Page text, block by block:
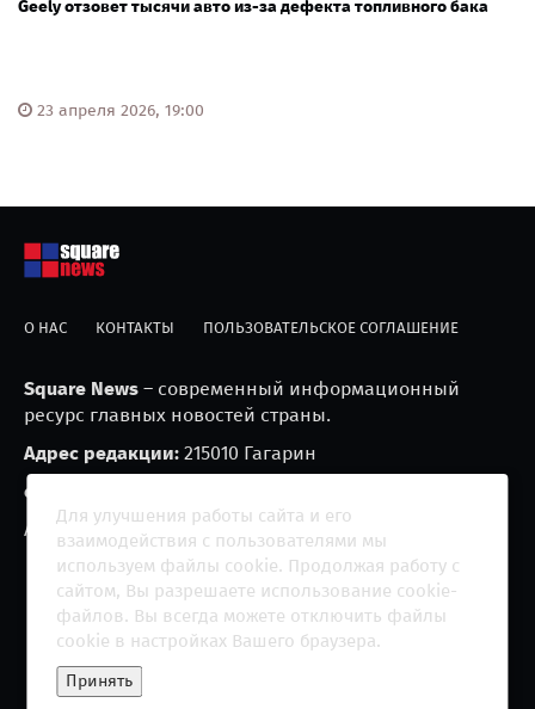
Geely отзовет тысячи авто из-за дефекта топливного бака
23 апреля 2026, 19:00
О НАС КОНТАКТЫ ПОЛЬЗОВАТЕЛЬСКОЕ СОГЛАШЕНИЕ
Square News – современный информационный
ресурс главных новостей страны.
Адрес редакции: 215010 Гагарин
e-mail:
Агрегатор новостей «Square news» (18+)
Copyright 2013 - ©
2026 All rights reserved | Сетевое
Для улучшения работы сайта и его
взаимодействия с пользователями мы
используем файлы cookie. Продолжая работу с
сайтом, Вы разрешаете использование cookie-
файлов. Вы всегда можете отключить файлы
cookie в настройках Вашего браузера.
Принять